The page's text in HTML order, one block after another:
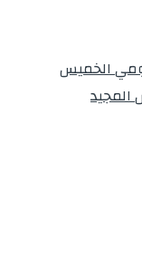
الخميس
المجيد